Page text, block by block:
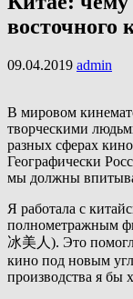
восточного
09.04.2019 admin
В мировом
творческими
разных сферах
Географически
мы должны
Я работала с
полнометражным
冰美人). Это
кино под новым
производства я бы